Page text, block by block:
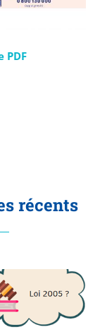
PDF
récents